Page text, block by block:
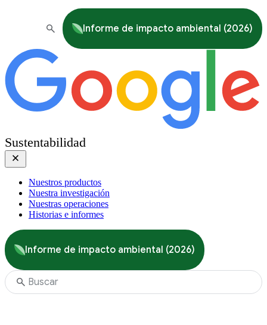
Informe de impacto ambiental (2026)
Sustentabilidad
Nuestros productos
Nuestra investigación
Nuestras operaciones
Historias e informes
Informe de impacto ambiental (2026)